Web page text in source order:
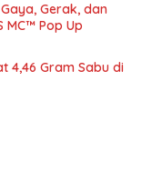
Gerak, dan
MC™ Pop Up
4,46 Gram Sabu di